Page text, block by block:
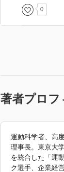
0
著者プロフ
運動科学者、高
理事長。東京大
を統合した「運
ク選手、企業経